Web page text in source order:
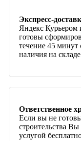
Экспресс-
Яндекс Курьером
готовы
течение 45 минут
наличия на
Ответственное
Если вы не
строительства Вы
услугой